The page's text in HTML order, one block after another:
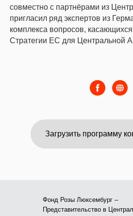
совместно с партнёрами из
пригласил ряд экспертов из
комплекса вопросов,
Стратегии ЕС для Центральной
Загрузить программу
Фонд Розы Люксембург –
Представительство в